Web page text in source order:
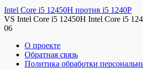
Intel Core i5 12450H против i5 1240P
VS Intel Core i5 12450H Intel Core i5
06
О проекте
Обратная связь
Политика обработки